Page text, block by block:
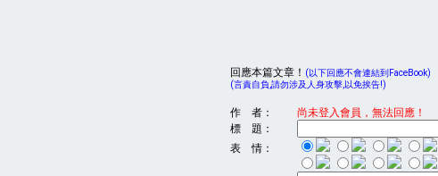
回應本篇文章！ (以下回應不會連結到FaceBook)
(言責自負,請勿涉及人身攻擊,以免挨告!)
作 者：
尚未登入會員，無法回應！
標 題：
表 情：